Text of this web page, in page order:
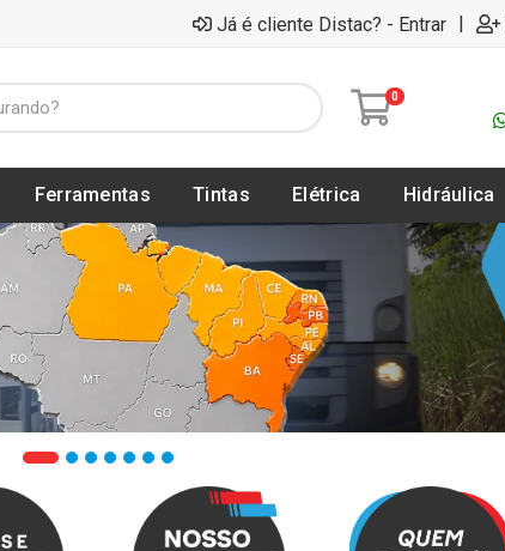
Já é cliente Distac? - Entrar |
0
Ferramentas Tintas Elétrica Hidráulica